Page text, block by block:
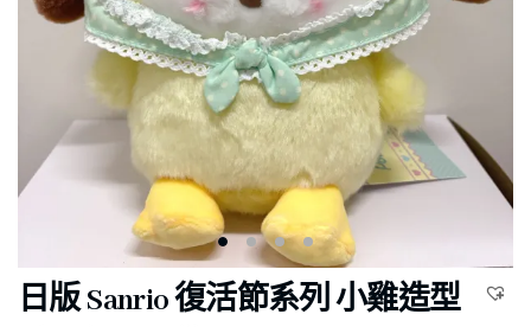
日版 Sanrio 復活節系列 小雞造型